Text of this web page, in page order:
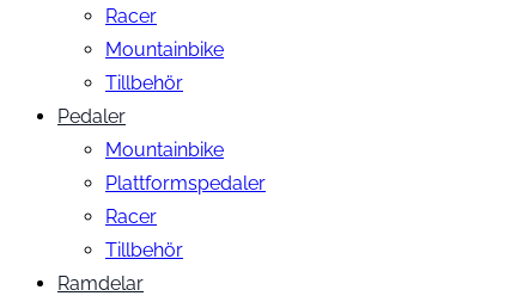
Racer
Mountainbike
Tillbehör
Pedaler
Mountainbike
Plattformspedaler
Racer
Tillbehör
Ramdelar